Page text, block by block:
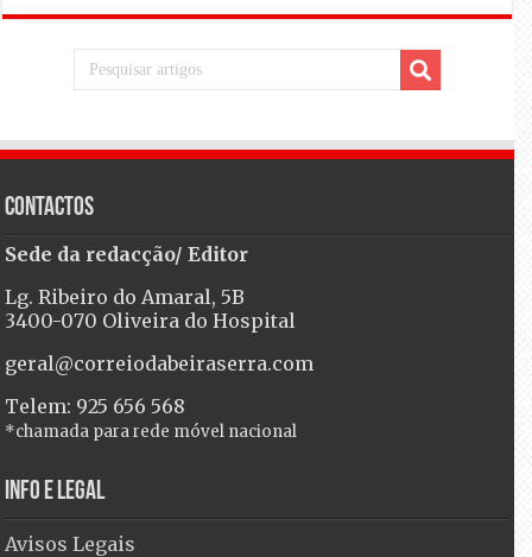
Contactos
Sede da redacção/ Editor
Lg. Ribeiro do Amaral, 5B
3400-070 Oliveira do Hospital
geral@correiodabeiraserra.com
Telem: 925 656 568
*chamada para rede móvel nacional
Info e Legal
Avisos Legais